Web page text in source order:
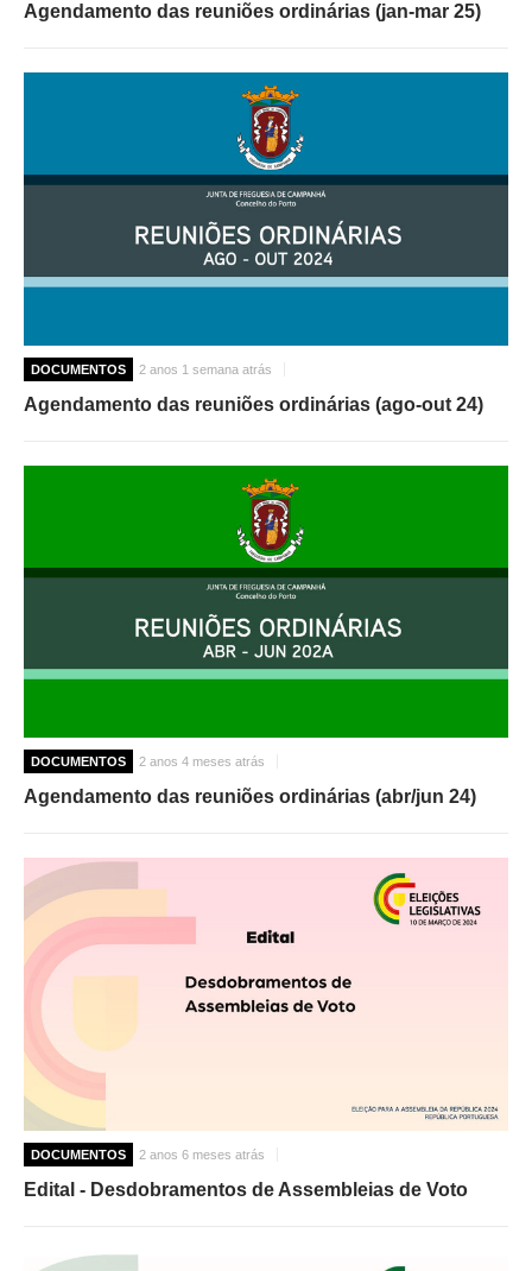
Agendamento das reuniões ordinárias (jan-mar 25)
DOCUMENTOS 2 anos 1 semana atrás
Agendamento das reuniões ordinárias (ago-out 24)
DOCUMENTOS 2 anos 4 meses atrás
Agendamento das reuniões ordinárias (abr/jun 24)
DOCUMENTOS 2 anos 6 meses atrás
Edital - Desdobramentos de Assembleias de Voto